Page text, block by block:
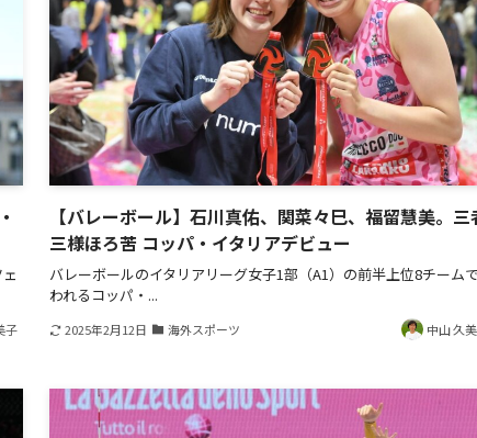
子
【バレーボール】石川真佑、関菜々巳、福留慧美。三
三様ほろ苦 コッパ・イタリアデビュー
バレーボールのイタリアリーグ女子1部（A1）の前半上位8チーム
われるコッパ・...
2025年2月12日 海外スポーツ 中山 久